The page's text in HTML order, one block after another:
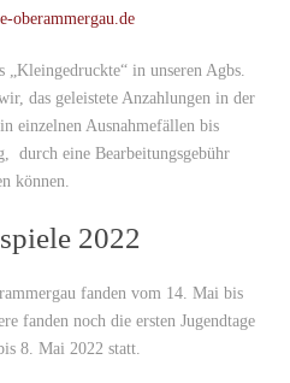
oberammergau.de
in unseren Agbs.
das geleistete Anzahlungen in der
einzelnen Ausnahmefällen bis
durch eine Bearbeitungsgebühr
können.
2022
fanden vom 14. Mai bis
fanden noch die ersten Jugendtage
8. Mai 2022 statt.